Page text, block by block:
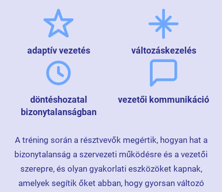
adaptív vezetés változáskezelés
döntéshozatal
bizonytalanságban
vezetői kommunikáció
A tréning során a résztvevők megértik, hogyan hat a
bizonytalanság a szervezeti működésre és a vezetői
szerepre, és olyan gyakorlati eszközöket kapnak,
amelyek segítik őket abban, hogy gyorsan változó